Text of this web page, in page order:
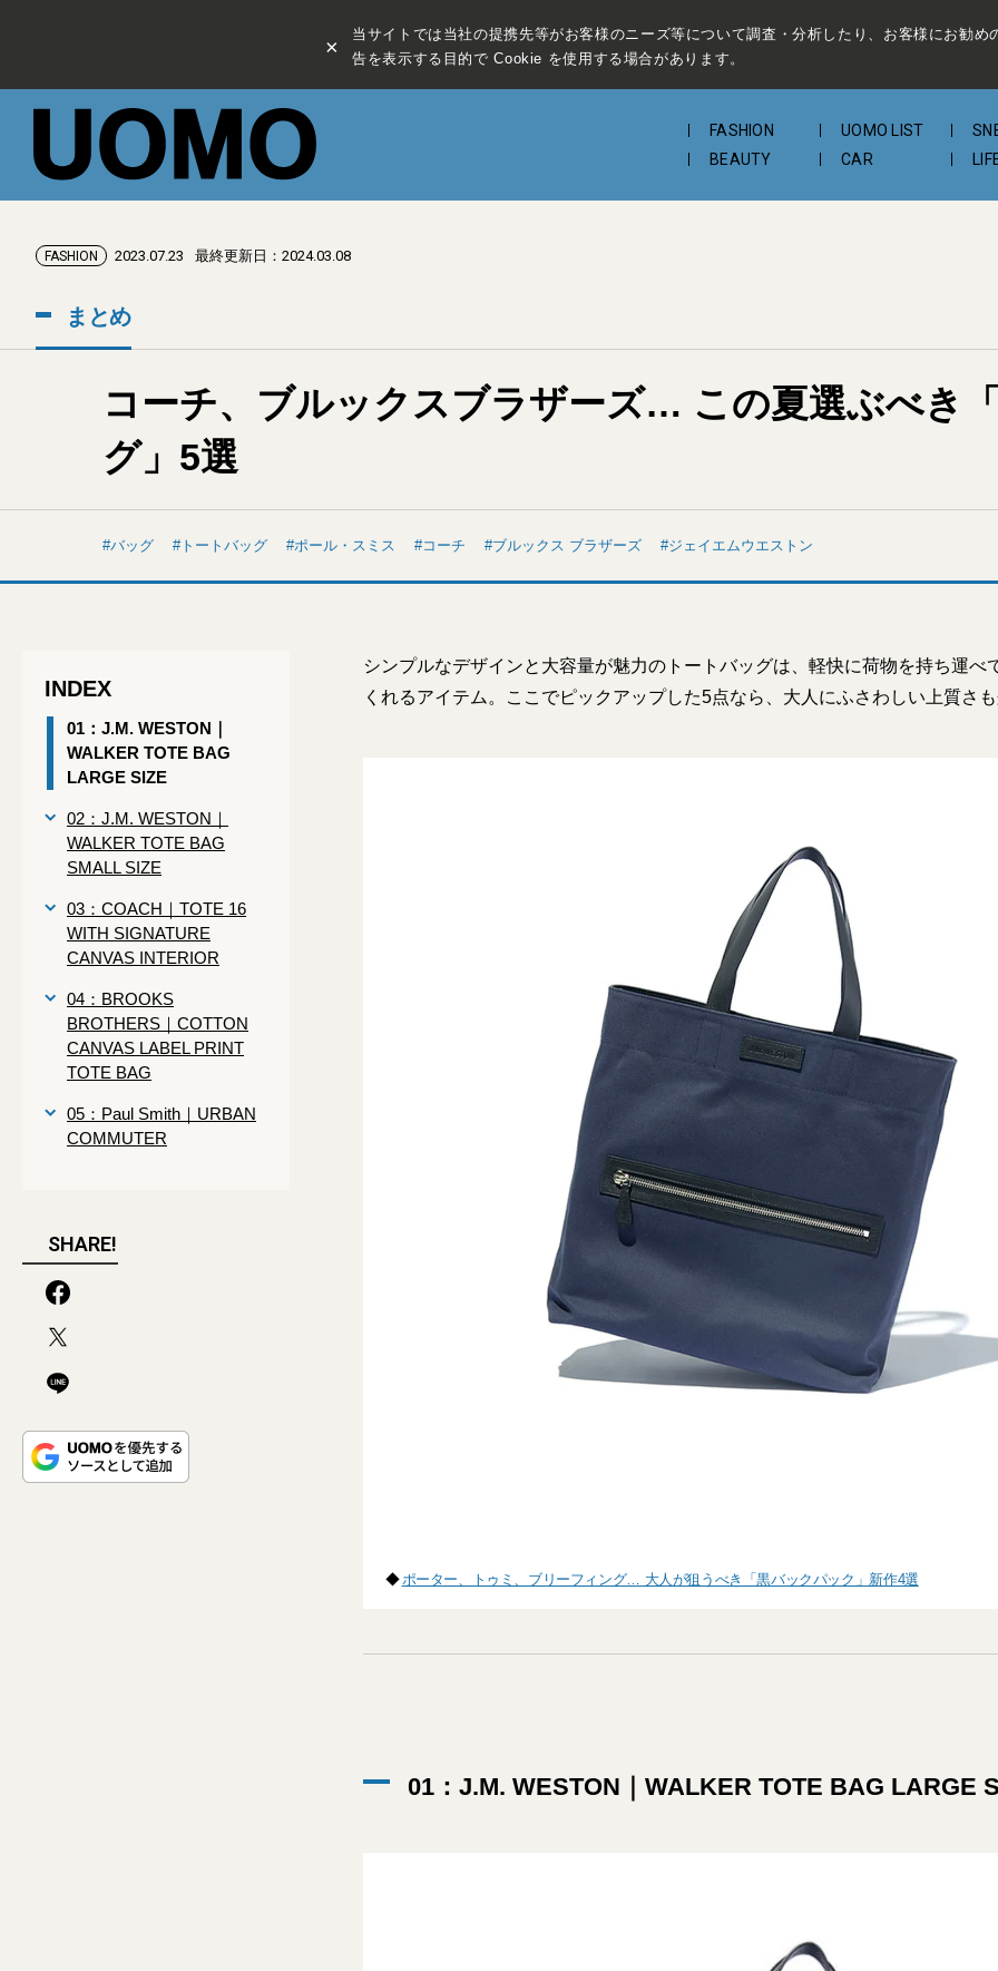
×
当サイトでは当社の提携先等がお客様のニーズ等について調査・分析したり、お客様にお勧め
告を表示する目的で Cookie を使用する場合があります。
FASHION UOMO LIST
BEAUTY
CAR
FASHION 2023.07.23 最終更新日：2024.03.08
まとめ
コーチ、ブルックスブラザーズ… この夏選ぶべき
グ」5選
バッグ トートバッグ ポール・スミス コーチ ブルックス ブラザーズ ジェイエムウエストン
INDEX
01：J.M. WESTON｜
WALKER TOTE BAG
LARGE SIZE
02：J.M. WESTON｜
WALKER TOTE BAG
SMALL SIZE
03：COACH｜TOTE 16
WITH SIGNATURE
CANVAS INTERIOR
04：BROOKS
BROTHERS｜COTTON
CANVAS LABEL PRINT
TOTE BAG
05：Paul Smith｜URBAN
COMMUTER
SHARE!
シンプルなデザインと大容量が魅力のトートバッグは、軽快に荷物を持ち運べ
くれるアイテム。ここでピックアップした5点なら、大人にふさわしい上質さ
◆ポーター、トゥミ、ブリーフィング… 大人が狙うべき「黒バックパック」新作4選
01：J.M. WESTON｜WALKER TOTE BAG LARGE